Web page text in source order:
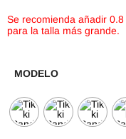
Se recomienda añadir
para la talla más grande.
MODELO